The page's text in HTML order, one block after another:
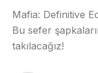
Mafia: Definitive
Bu sefer
takılacağız!